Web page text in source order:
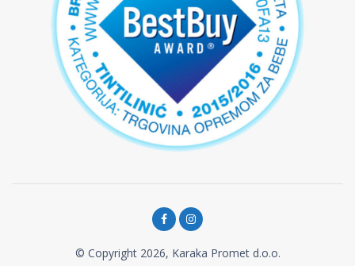
© Copyright 2026, Karaka Promet d.o.o.